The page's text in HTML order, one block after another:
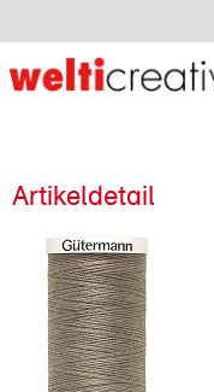
Artikeldetail